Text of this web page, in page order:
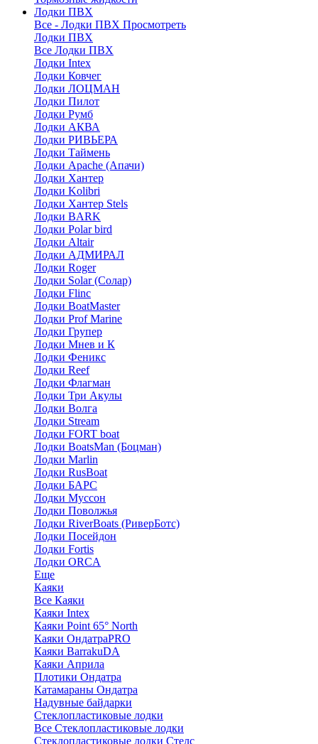
Лодки ПВХ
Все - Лодки ПВХ Просмотреть
Лодки ПВХ
Все Лодки ПВХ
Лодки Intex
Лодки Ковчег
Лодки ЛОЦМАН
Лодки Пилот
Лодки Румб
Лодки АКВА
Лодки РИВЬЕРА
Лодки Таймень
Лодки Apache (Апачи)
Лодки Хантер
Лодки Kolibri
Лодки Хантер Stels
Лодки BARK
Лодки Polar bird
Лодки Altair
Лодки АДМИРАЛ
Лодки Roger
Лодки Solar (Солар)
Лодки Flinc
Лодки BoatMaster
Лодки Prof Marine
Лодки Групер
Лодки Мнев и К
Лодки Феникс
Лодки Reef
Лодки Флагман
Лодки Три Акулы
Лодки Волга
Лодки Stream
Лодки FORT boat
Лодки BoatsMan (Боцман)
Лодки Marlin
Лодки RusBoat
Лодки БАРС
Лодки Муссон
Лодки Поволжья
Лодки RiverBoats (РиверБотс)
Лодки Посейдон
Лодки Fortis
Лодки ORCA
Еще
Каяки
Все Каяки
Каяки Intex
Каяки Point 65° North
Каяки ОндатраPRO
Каяки BarrakuDA
Каяки Априла
Плотики Ондатра
Катамараны Ондатра
Надувные байдарки
Стеклопластиковые лодки
Все Стеклопластиковые лодки
Стеклопластиковые лодки Стелс